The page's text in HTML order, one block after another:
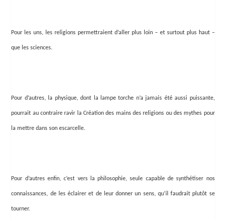
Pour les uns, les religions permettraient d’aller plus loin – et surtout plus haut –
que les sciences.
Pour d’autres, la physique, dont la lampe torche n’a jamais été aussi puissante,
pourrait au contraire ravir la Création des mains des religions ou des mythes pour
la mettre dans son escarcelle.
Pour d’autres enfin, c’est vers la philosophie, seule capable de synthétiser nos
connaissances, de les éclairer et de leur donner un sens, qu’il faudrait plutôt se
tourner.